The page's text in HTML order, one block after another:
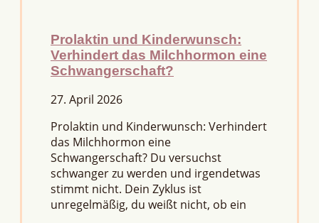
Prolaktin und Kinderwunsch:
Verhindert das Milchhormon eine
Schwangerschaft?
27. April 2026
Prolaktin und Kinderwunsch: Verhindert
das Milchhormon eine
Schwangerschaft? Du versuchst
schwanger zu werden und irgendetwas
stimmt nicht. Dein Zyklus ist
unregelmäßig, du weißt nicht, ob ein